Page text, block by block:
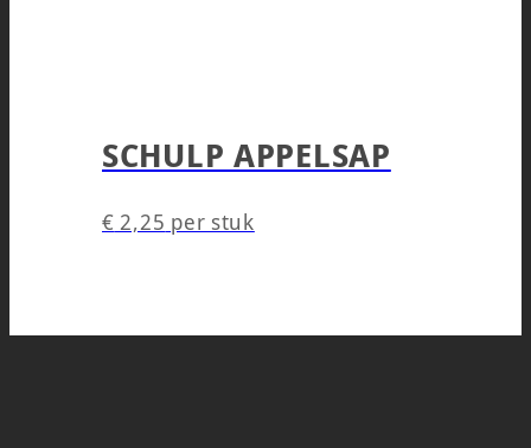
SCHULP APPELSAP
€ 2,25 per stuk